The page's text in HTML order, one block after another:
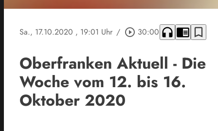
Sa., 17.10.2020 , 19:01 Uhr / play_circle_outline 30:00 headphones chrome_reader_mode bookmark_border
Oberfranken Aktuell - Die
Woche vom 12. bis 16.
Oktober 2020